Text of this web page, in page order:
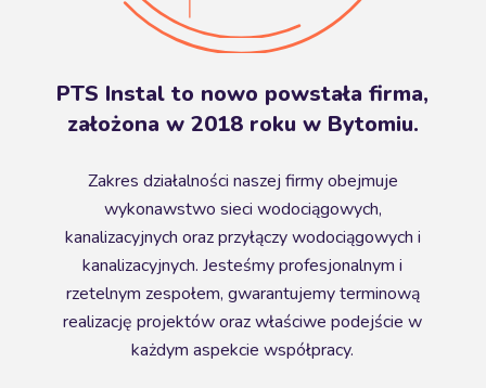
PTS Instal to nowo powstała firma,
założona w 2018 roku w Bytomiu.
Zakres działalności naszej firmy obejmuje
wykonawstwo sieci wodociągowych,
kanalizacyjnych oraz przyłączy wodociągowych i
kanalizacyjnych. Jesteśmy profesjonalnym i
rzetelnym zespołem, gwarantujemy terminową
realizację projektów oraz właściwe podejście w
każdym aspekcie współpracy.